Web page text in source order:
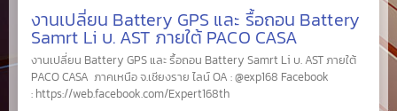
งานเปลี่ยน Battery GPS และ รื้อถอน Battery
Samrt Li บ. AST ภายใต้ PACO CASA
งานเปลี่ยน Battery GPS และ รื้อถอน Battery Samrt Li บ. AST ภายใต้
PACO CASA ภาคเหนือ จ.เชียงราย ไลน์ OA : @exp168 Facebook
: https://web.facebook.com/Expert168th